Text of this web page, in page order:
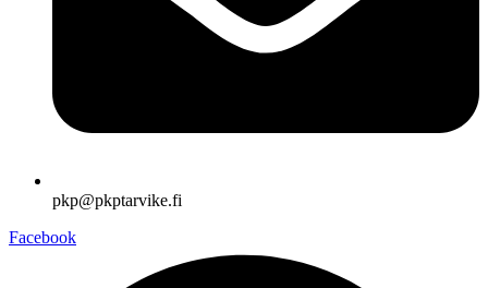
pkp@pkptarvike.fi
Facebook